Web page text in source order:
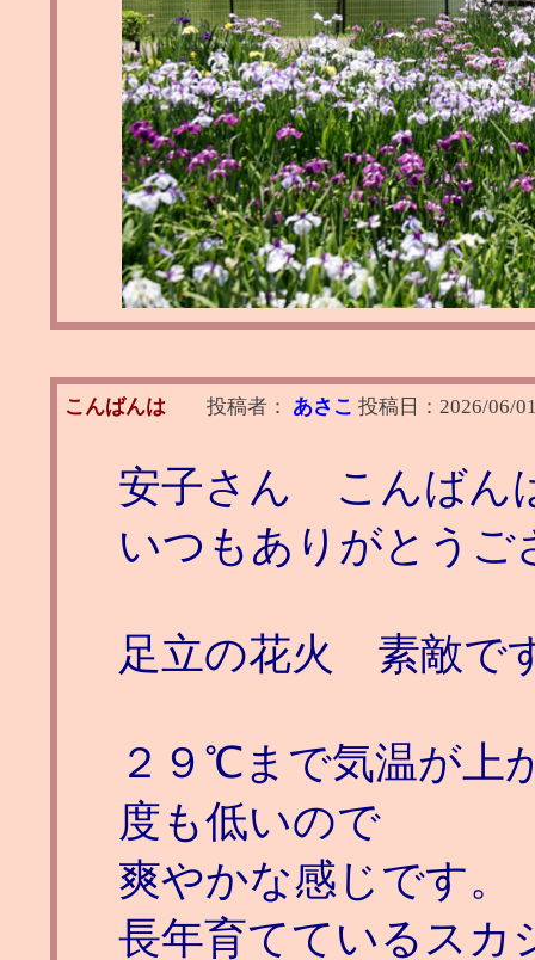
こんばんは 投稿者： あさこ 投稿日： 2026/06/
安子さん こんばん
いつもありがとうご
足立の花火 素敵で
２９℃まで気温が上
度も低いので
爽やかな感じです。
長年育てているス